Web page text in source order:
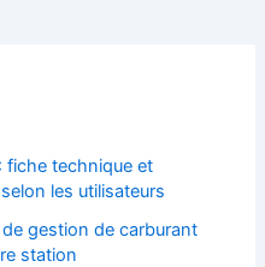
fiche technique et
les utilisateurs
gestion de carburant
station